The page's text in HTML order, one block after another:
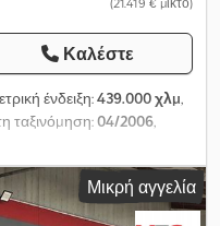
Καλέστε
ένδειξη:439.000 χλμ,
ταξινόμηση:04/2006
Νέα ανατρεπόμενη καρότσα
σημεία πρόσδεσης στον
3,5T, σύνδεσμος
Μικρή αγγελία